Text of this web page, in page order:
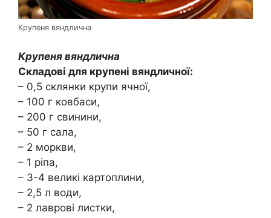
Крупеня вяндлична
Крупеня вяндлична
Складові для крупені вяндличної:
– 0,5 склянки крупи ячної,
– 100 г ковбаси,
– 200 г свинини,
– 50 г сала,
– 2 моркви,
– 1 ріпа,
– 3-4 великі картоплини,
– 2,5 л води,
– 2 лаврові листки,